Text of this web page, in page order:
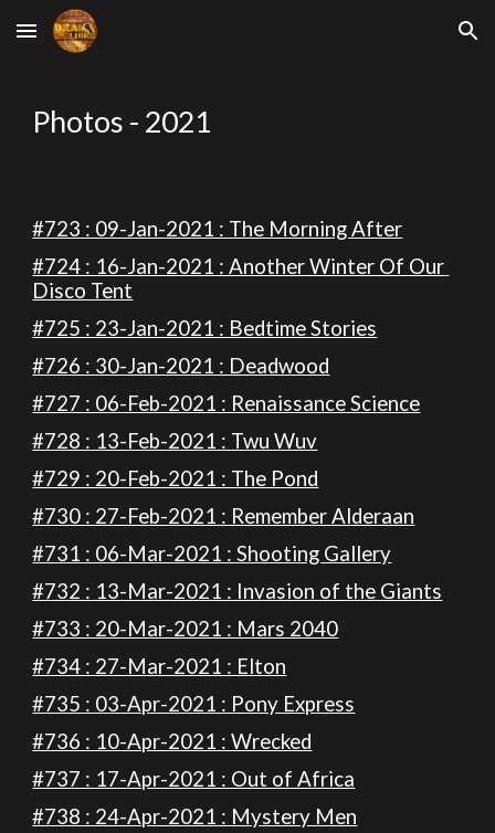
Skip to main content Skip to navigation
Photos - 2021
#723 : 09-Jan-2021 : The Morning After
#724 : 16-Jan-2021 : Another Winter Of Our
Disco Tent
#725 : 23-Jan-2021 : Bedtime Stories
#726 : 30-Jan-2021 : Deadwood
#727 : 06-Feb-2021 : Renaissance Science
#728 : 13-Feb-2021 : Twu Wuv
#729 : 20-Feb-2021 : The Pond
#730 : 27-Feb-2021 : Remember Alderaan
#731 : 06-Mar-2021 : Shooting Gallery
#732 : 13-Mar-2021 : Invasion of the Giants
#733 : 20-Mar-2021 : Mars 2040
#734 : 27-Mar-2021 : Elton
#735 : 03-Apr-2021 : Pony Express
#736 : 10-Apr-2021 : Wrecked
#737 : 17-Apr-2021 : Out of Africa
#738 : 24-Apr-2021 : Mystery Men